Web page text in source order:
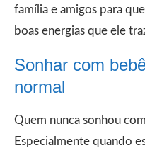
família e amigos para
boas energias que ele
Sonhar com
normal
Quem nunca sonhou
Especialmente quando